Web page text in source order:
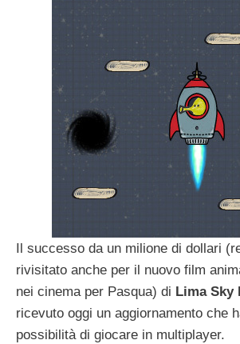
Il successo da un milione di dollari
rivisitato anche per il nuovo film
nei cinema per Pasqua) di Lima Sky
ricevuto oggi un aggiornamento che
possibilità di giocare in multiplayer.